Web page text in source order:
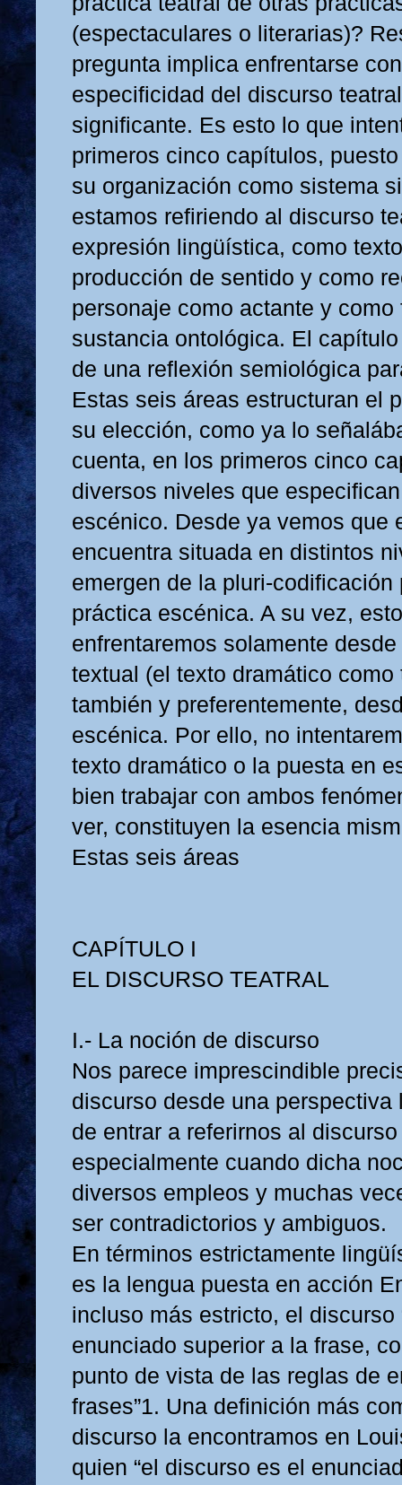
(espectaculares o literarias)?
pregunta implica enfrentarse
especificidad del discurso
significante. Es esto lo que
primeros cinco capítulos,
su organización como sistema
estamos refiriendo al discurso
expresión lingüística, como
producción de sentido y como
personaje como actante y
sustancia ontológica. El
de una reflexión semiológica
Estas seis áreas estructuran el
su elección, como ya lo
cuenta, en los primeros cinco
diversos niveles que
escénico. Desde ya vemos que
encuentra situada en distintos
emergen de la pluri-codificación
práctica escénica. A su vez,
enfrentaremos solamente
textual (el texto dramático
también y preferentemente,
escénica. Por ello, no
texto dramático o la puesta en
bien trabajar con ambos
ver, constituyen la esencia
Estas seis áreas
CAPÍTULO I
EL DISCURSO TEATRAL
I.- La noción de discurso
Nos parece imprescindible
discurso desde una perspectiva
de entrar a referirnos al
especialmente cuando dicha
diversos empleos y muchas
ser contradictorios y ambiguos.
En términos estrictamente
es la lengua puesta en acción
incluso más estricto, el discurso
enunciado superior a la frase,
punto de vista de las reglas de
frases”1. Una definición más
discurso la encontramos en
quien “el discurso es el